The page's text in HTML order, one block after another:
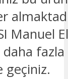
Manuel
geçiniz.